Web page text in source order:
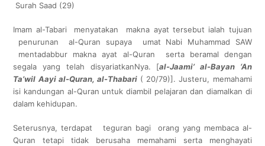
Surah Saad (29)
Imam al-Tabari menyatakan makna ayat tersebut ialah tujuan
penurunan al-Quran supaya umat Nabi Muhammad SAW
mentadabbur makna ayat al-Quran serta beramal dengan
segala yang telah disyariatkanNya. [al-Jaami’ al-Bayan ‘An
Ta’wil Aayi al-Quran, al-Thabari( 20/79)]. Justeru, memahami
isi kandungan al-Quran untuk diambil pelajaran dan diamalkan di
dalam kehidupan.
Seterusnya, terdapat teguran bagi orang yang membaca al-
Quran tetapi tidak berusaha memahami serta menghayati